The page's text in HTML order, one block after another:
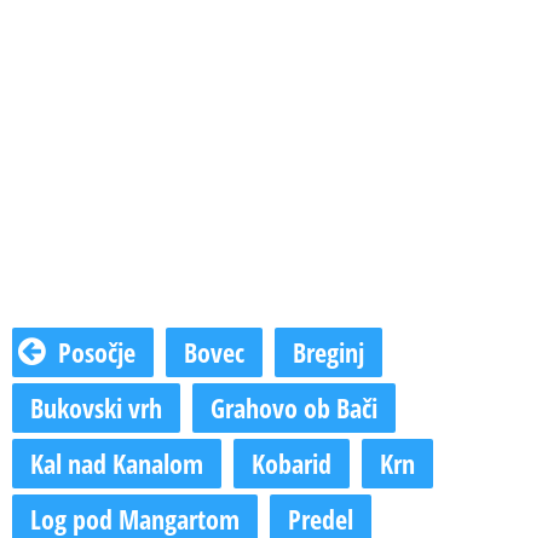
Posočje Bovec
Breginj
Bukovski vrh
Grahovo ob Bači
Kal nad Kanalom
Kobarid
Krn
Log pod Mangartom
Predel